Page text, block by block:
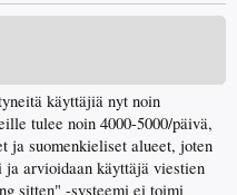
käyttäjiä nyt noin
tulee noin 4000-5000/päivä,
ja suomenkieliset alueet, joten
arvioidaan käyttäjä viestien
sitten" -systeemi ei toimi